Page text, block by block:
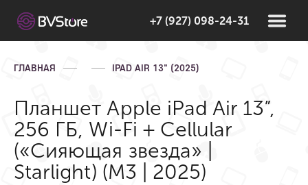
+7 (927) 098-24-31
ГЛАВНАЯ IPAD AIR 13" (2025)
Планшет Apple iPad Air 13”,
256 ГБ, Wi-Fi + Cellular
(«Сияющая звезда» |
Starlight) (M3 | 2025)